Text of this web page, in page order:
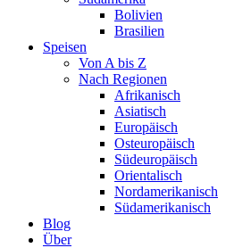
Bolivien
Brasilien
Speisen
Von A bis Z
Nach Regionen
Afrikanisch
Asiatisch
Europäisch
Osteuropäisch
Südeuropäisch
Orientalisch
Nordamerikanisch
Südamerikanisch
Blog
Über